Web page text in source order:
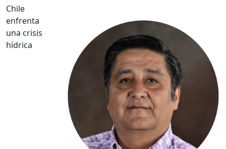
Chile
enfrenta
una crisis
hídrica